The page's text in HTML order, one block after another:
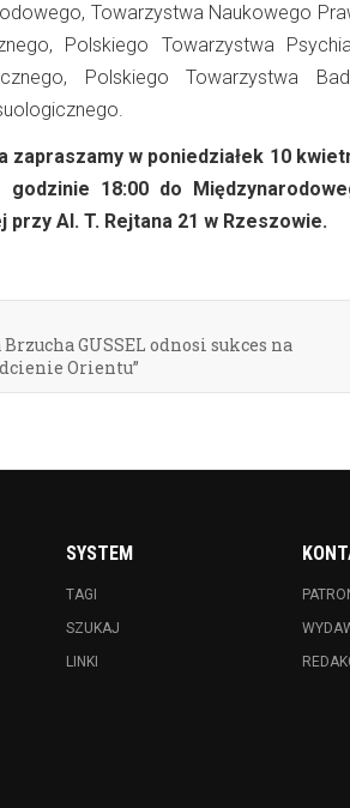
Towarzystwa Naukowego
Polskiego Towarzystwa
Polskiego Towarzystwa
zapraszamy w poniedziałek 10
18:00 do
Al. T. Rejtana 21 w Rzeszowie.
Brzucha GUSSEL odnosi sukces na
Orientu”
SYSTEM
TAGI
SZUKAJ
LINKI